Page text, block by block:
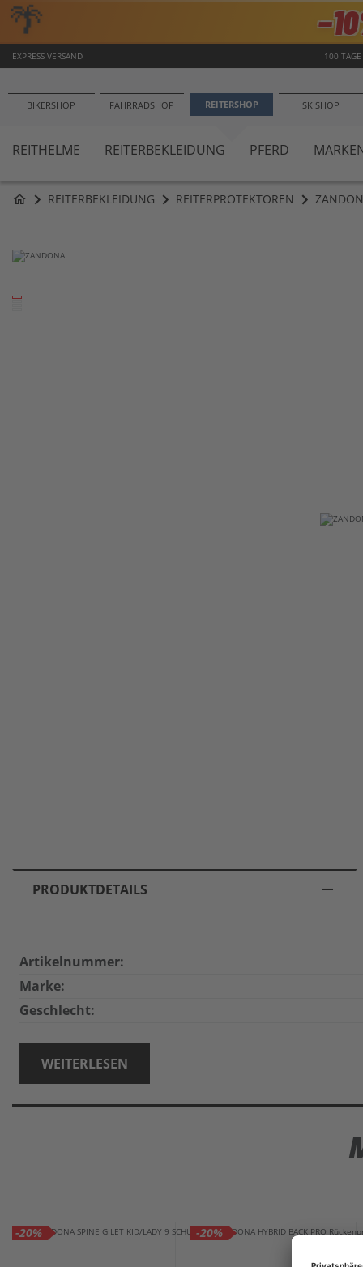
🌴
EXPRESS VERSAND 100 TAGE
BIKERSHOP FAHRRADSHOP REITERSHOP SKISHOP
REITHELME REITERBEKLEIDUNG PFERD
home REITERBEKLEIDUNG REITERPROTEKTOREN
Zum
Bildergalerie
PRODUKTDETAILS
Artikelnummer:
Marke:
Geschlecht:
WEITERLESEN
-20% -20%